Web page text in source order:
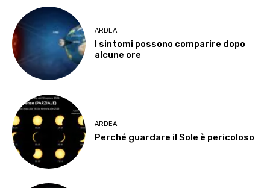
ARDEA
I sintomi possono comparire dopo
alcune ore
ARDEA
Perché guardare il Sole è pericoloso